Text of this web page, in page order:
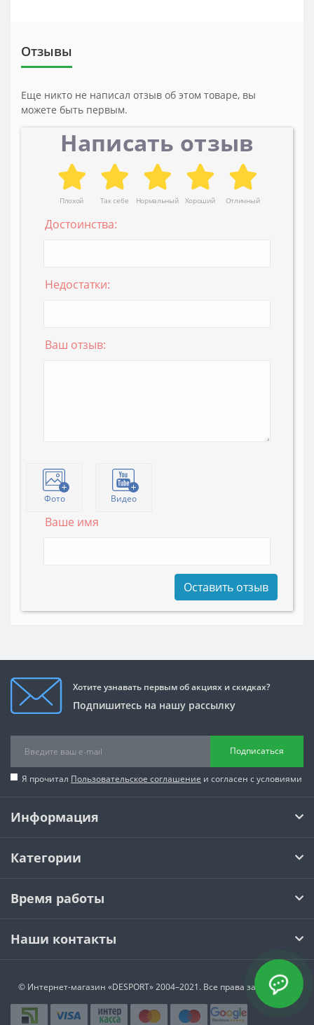
Отзывы
Еще никто не написал отзыв об этом товаре, вы
можете быть первым.
Написать отзыв
Плохой Так себе Нормальный Хороший Отличный
Достоинства:
Недостатки:
Ваш отзыв:
Фото Видео
Ваше имя
Оставить отзыв
Хотите узнавать первым об акциях и скидках?
Подпишитесь на нашу рассылку
Подписаться
Я прочитал Пользовательское соглашение и согласен с условиями
Информация
Категории
Время работы
Наши контакты
© Интернет-магазин «DESPORT»2004–2021. Все права защищены.